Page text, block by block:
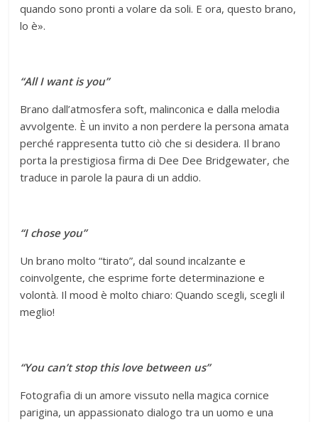
quando sono pronti a volare da soli. E ora, questo brano,
lo è».
“All I want is you”
Brano dall’atmosfera soft, malinconica e dalla melodia
avvolgente. È un invito a non perdere la persona amata
perché rappresenta tutto ciò che si desidera. Il brano
porta la prestigiosa firma di Dee Dee Bridgewater, che
traduce in parole la paura di un addio.
“I chose you”
Un brano molto “tirato”, dal sound incalzante e
coinvolgente, che esprime forte determinazione e
volontà. Il mood è molto chiaro: Quando scegli, scegli il
meglio!
“You can’t stop this love between us”
Fotografia di un amore vissuto nella magica cornice
parigina, un appassionato dialogo tra un uomo e una